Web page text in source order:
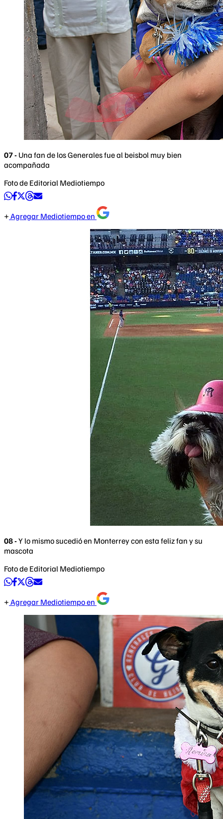
07 - Una fan de los Generales fue al beisbol muy bien
acompañada
Foto de Editorial Mediotiempo
Agregar Mediotiempo en
08 -Y lo mismo sucedió en Monterrey con esta feliz fan y su
mascota
Foto de Editorial Mediotiempo
Agregar Mediotiempo en